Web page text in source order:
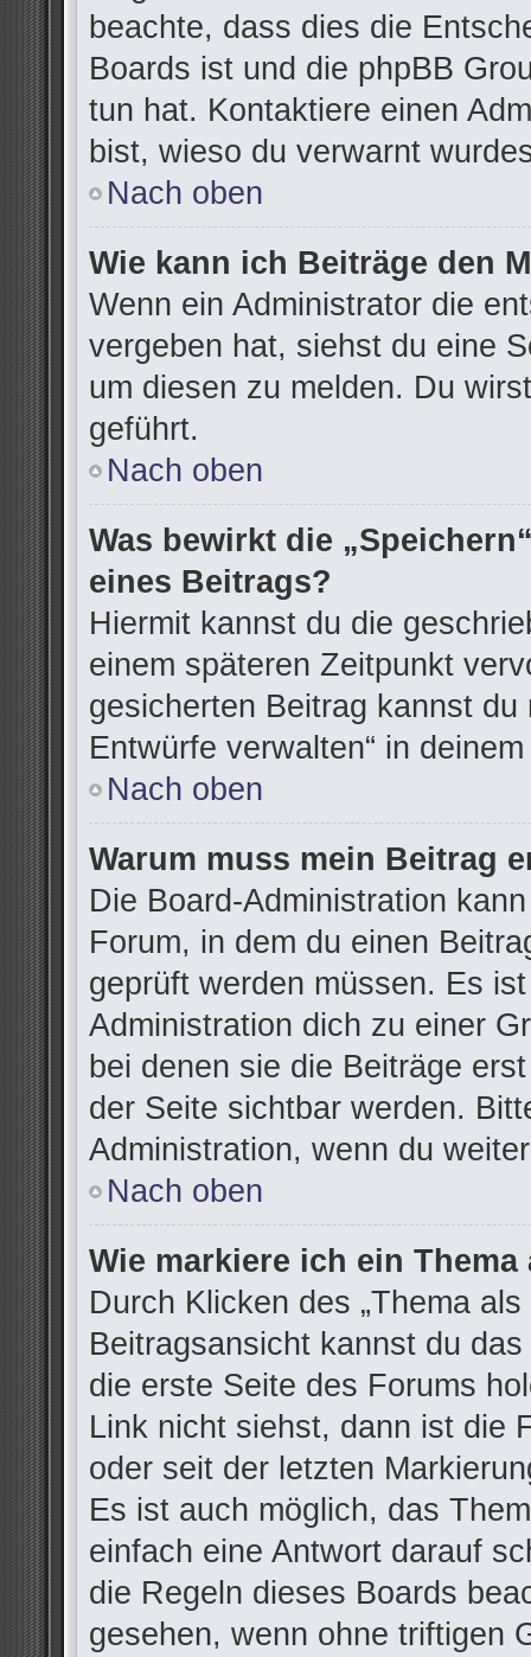
beachte, dass dies die
Boards ist und die phpBB
tun hat. Kontaktiere einen
bist, wieso du verwarnt
Nach oben
Wie kann ich Beiträge den
Wenn ein Administrator die
vergeben hat, siehst du eine
um diesen zu melden. Du
geführt.
Nach oben
Was bewirkt die
eines Beitrags?
Hiermit kannst du die
einem späteren Zeitpunkt
gesicherten Beitrag kannst
Entwürfe verwalten“ in
Nach oben
Warum muss mein Beitrag
Die Board-Administration
Forum, in dem du einen
geprüft werden müssen. Es
Administration dich zu einer
bei denen sie die Beiträge
der Seite sichtbar werden.
Administration, wenn du
Nach oben
Wie markiere ich ein Thema
Durch Klicken des „Thema
Beitragsansicht kannst du
die erste Seite des Forums
Link nicht siehst, dann ist die
oder seit der letzten
Es ist auch möglich, das
einfach eine Antwort darauf
die Regeln dieses Boards
gesehen, wenn ohne triftigen